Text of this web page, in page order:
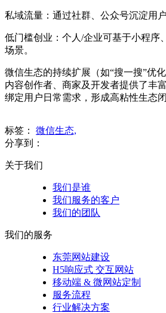
私域流量：通过社群、公众号沉淀用
低门槛创业：个人/企业可基于小程序
场景。
微信生态的持续扩展（如“搜一搜”优
内容创作者、商家及开发者提供了丰
绑定用户日常需求，形成高粘性生态闭
标签： 微信生态,
分享到：
关于我们
我们是谁
我们服务的客户
我们的团队
我们的服务
东莞网站建设
H5响应式 交互网站
移动端 & 微网站定制
服务流程
行业解决方案